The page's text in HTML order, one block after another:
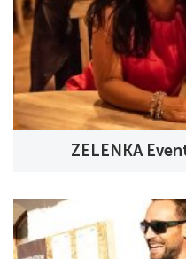
ZELENKA